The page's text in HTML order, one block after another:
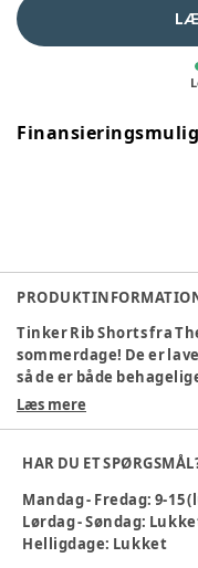
Tinker Rib Shorts fra
sommerdage! De er
så de er både
Peach Whip AOP print
95% bomuld, 5%
Blødt og strækbart
Maskinvask ved 30 °C
Ideelle til børn
Læs mere
HAR DU ET
Mandag - Fredag: 9-15
Lørdag - Søndag:
Helligdage: Lukket